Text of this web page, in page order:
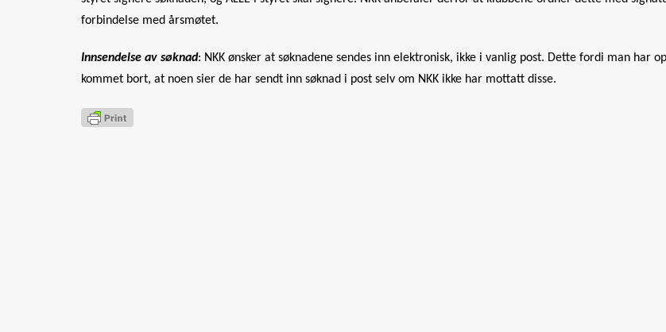
forbindelse med årsmøtet.
Innsendelse av søknad: NKK ønsker at søknadene sendes inn elektronisk, ikke i vanlig post. Dette fordi man har
kommet bort, at noen sier de har sendt inn søknad i post selv om NKK ikke har mottatt disse.